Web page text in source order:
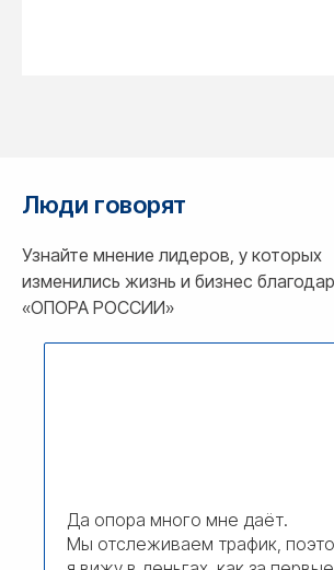
Люди говорят
Узнайте мнение лидеров, у которых
изменились жизнь и бизнес
«ОПОРА РОССИИ»
Да опора много мне даёт.
Мы отслеживаем трафик,